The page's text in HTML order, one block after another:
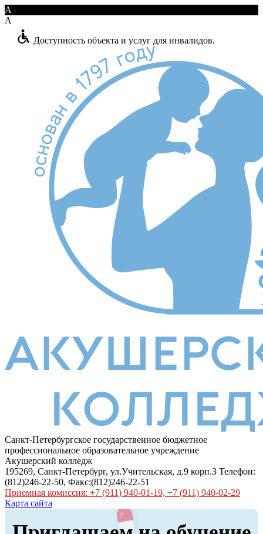
A
A
Доступность объекта и услуг для инвалидов.
Санкт-Петербургское государственное бюджетное
профессиональное образовательное учреждение
Акушерский колледж
195269, Санкт-Петербург, ул.Учительская, д.9 корп.3 Телефон:
(812)246-22-50, Факс:(812)246-22-51
Приемная комиссия: +7 (911) 940-01-19, +7 (911) 940-02-29
Карта сайта